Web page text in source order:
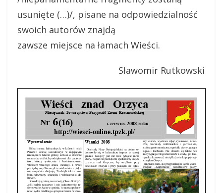
usunięte (…)/, pisane na odpowiedzialność
swoich autorów znajdą
zawsze miejsce na łamach Wieści.
Sławomir Rutkowski